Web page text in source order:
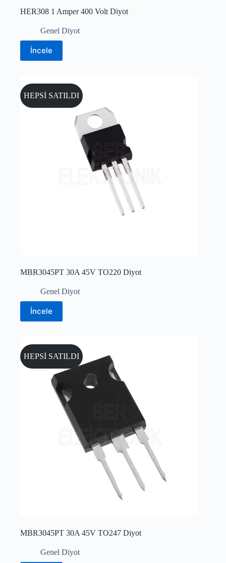
HER308 1 Amper 400 Volt Diyot
Genel Diyot
İncele
HEPSİ SATILDI
MBR3045PT 30A 45V TO220 Diyot
Genel Diyot
İncele
HEPSİ SATILDI
MBR3045PT 30A 45V TO247 Diyot
Genel Diyot